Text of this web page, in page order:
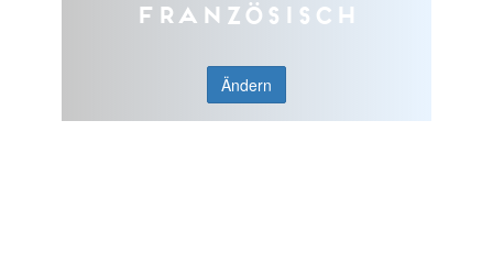
Französisch
Ändern